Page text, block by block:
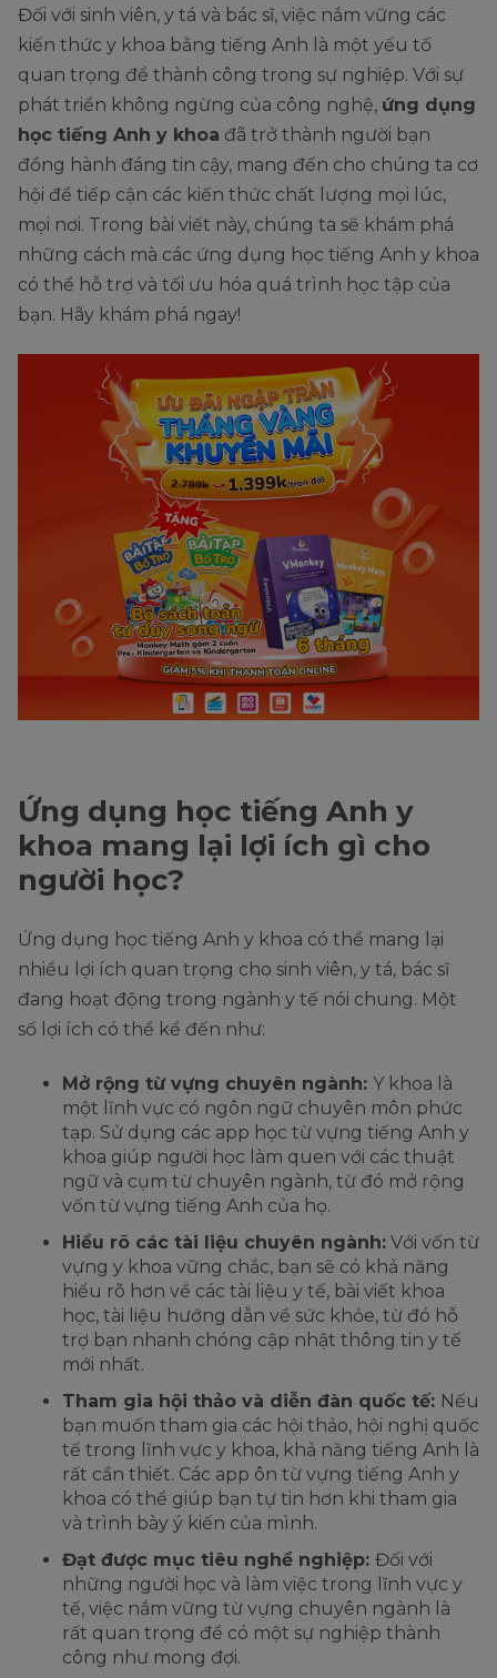
Đối với sinh viên, y tá và bác sĩ, việc nắm vững các
kiến thức y khoa bằng tiếng Anh là một yếu tố
quan trọng để thành công trong sự nghiệp. Với sự
phát triển không ngừng của công nghệ, ứng dụng
học tiếng Anh y khoa đã trở thành người bạn
đồng hành đáng tin cậy, mang đến cho chúng ta cơ
hội để tiếp cận các kiến thức chất lượng mọi lúc,
mọi nơi. Trong bài viết này, chúng ta sẽ khám phá
những cách mà các ứng dụng học tiếng Anh y khoa
có thể hỗ trợ và tối ưu hóa quá trình học tập của
bạn. Hãy khám phá ngay!
Ứng dụng học tiếng Anh y
khoa mang lại lợi ích gì cho
người học?
Ứng dụng học tiếng Anh y khoa có thể mang lại
nhiều lợi ích quan trọng cho sinh viên, y tá, bác sĩ
đang hoạt động trong ngành y tế nói chung. Một
số lợi ích có thể kể đến như:
Mở rộng từ vựng chuyên ngành: Y khoa là
một lĩnh vực có ngôn ngữ chuyên môn phức
tạp. Sử dụng các app học từ vựng tiếng Anh y
khoa giúp người học làm quen với các thuật
ngữ và cụm từ chuyên ngành, từ đó mở rộng
vốn từ vựng tiếng Anh của họ.
Hiểu rõ các tài liệu chuyên ngành: Với vốn từ
vựng y khoa vững chắc, bạn sẽ có khả năng
hiểu rõ hơn về các tài liệu y tế, bài viết khoa
học, tài liệu hướng dẫn về sức khỏe, từ đó hỗ
trợ bạn nhanh chóng cập nhật thông tin y tế
mới nhất.
Tham gia hội thảo và diễn đàn quốc tế: Nếu
bạn muốn tham gia các hội thảo, hội nghị quốc
tế trong lĩnh vực y khoa, khả năng tiếng Anh là
rất cần thiết. Các app ôn từ vựng tiếng Anh y
khoa có thể giúp bạn tự tin hơn khi tham gia
và trình bày ý kiến của mình.
Đạt được mục tiêu nghề nghiệp: Đối với
những người học và làm việc trong lĩnh vực y
tế, việc nắm vững từ vựng chuyên ngành là
rất quan trọng để có một sự nghiệp thành
công như mong đợi.